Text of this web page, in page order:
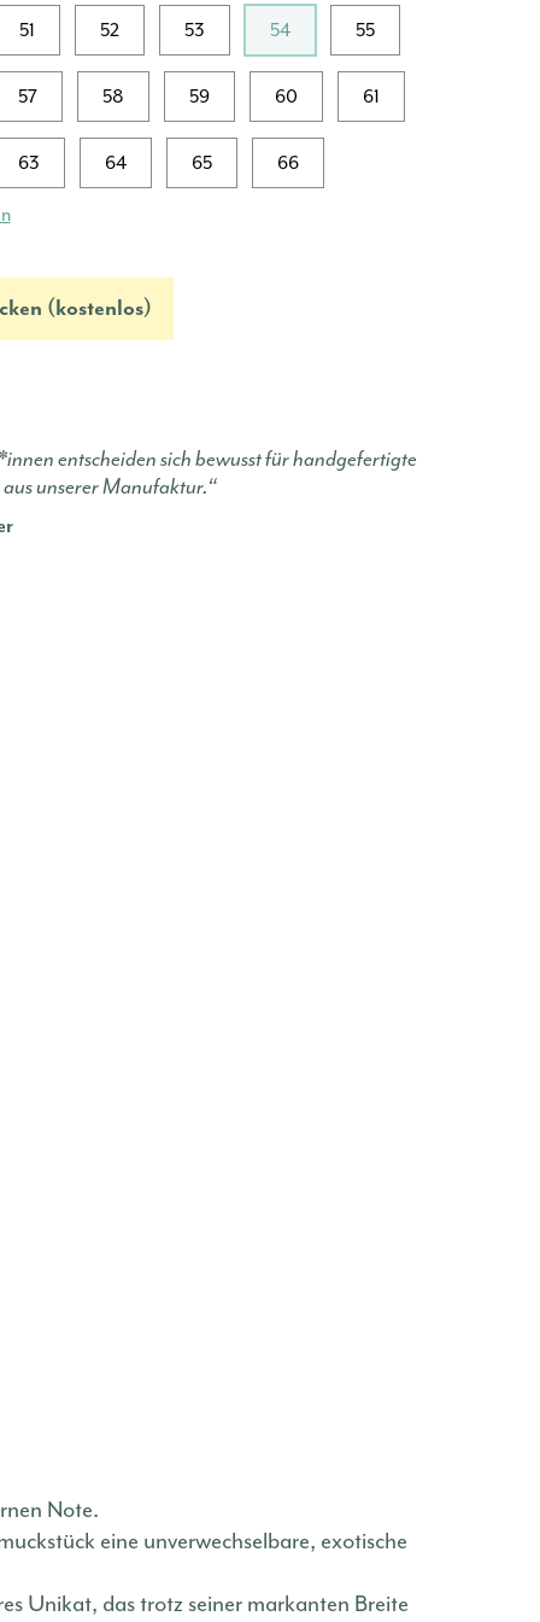
51 52 53 54 55
57 58 59 60 61
63 64 65 66
(kostenlos)
entscheiden sich bewusst für handgefertigte
unserer Manufaktur.“
Note.
eine unverwechselbare, exotische
Unikat, das trotz seiner markanten Breite